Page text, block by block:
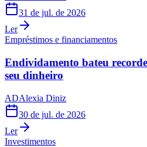
31 de jul. de 2026
Ler
Empréstimos e financiamentos
Endividamento bateu
seu dinheiro
ADAlexia Diniz
30 de jul. de 2026
Ler
Investimentos